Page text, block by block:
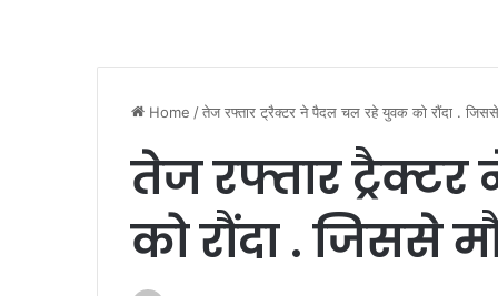
Home /तेज रफ्तार ट्रैक्टर ने पैदल चल रहे युवक को रौंदा .
तेज रफ्तार
को रौंदा . जिससे